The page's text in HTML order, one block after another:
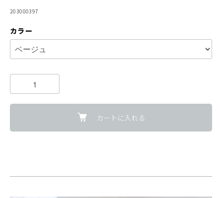
203000397
カラー
カートに入れる